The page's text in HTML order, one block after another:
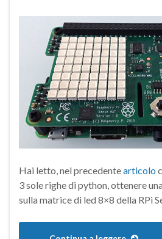
Hai letto, nel precedentearticolo
3 sole righe di python, ottenere
sulla matrice di led 8×8 della RPi